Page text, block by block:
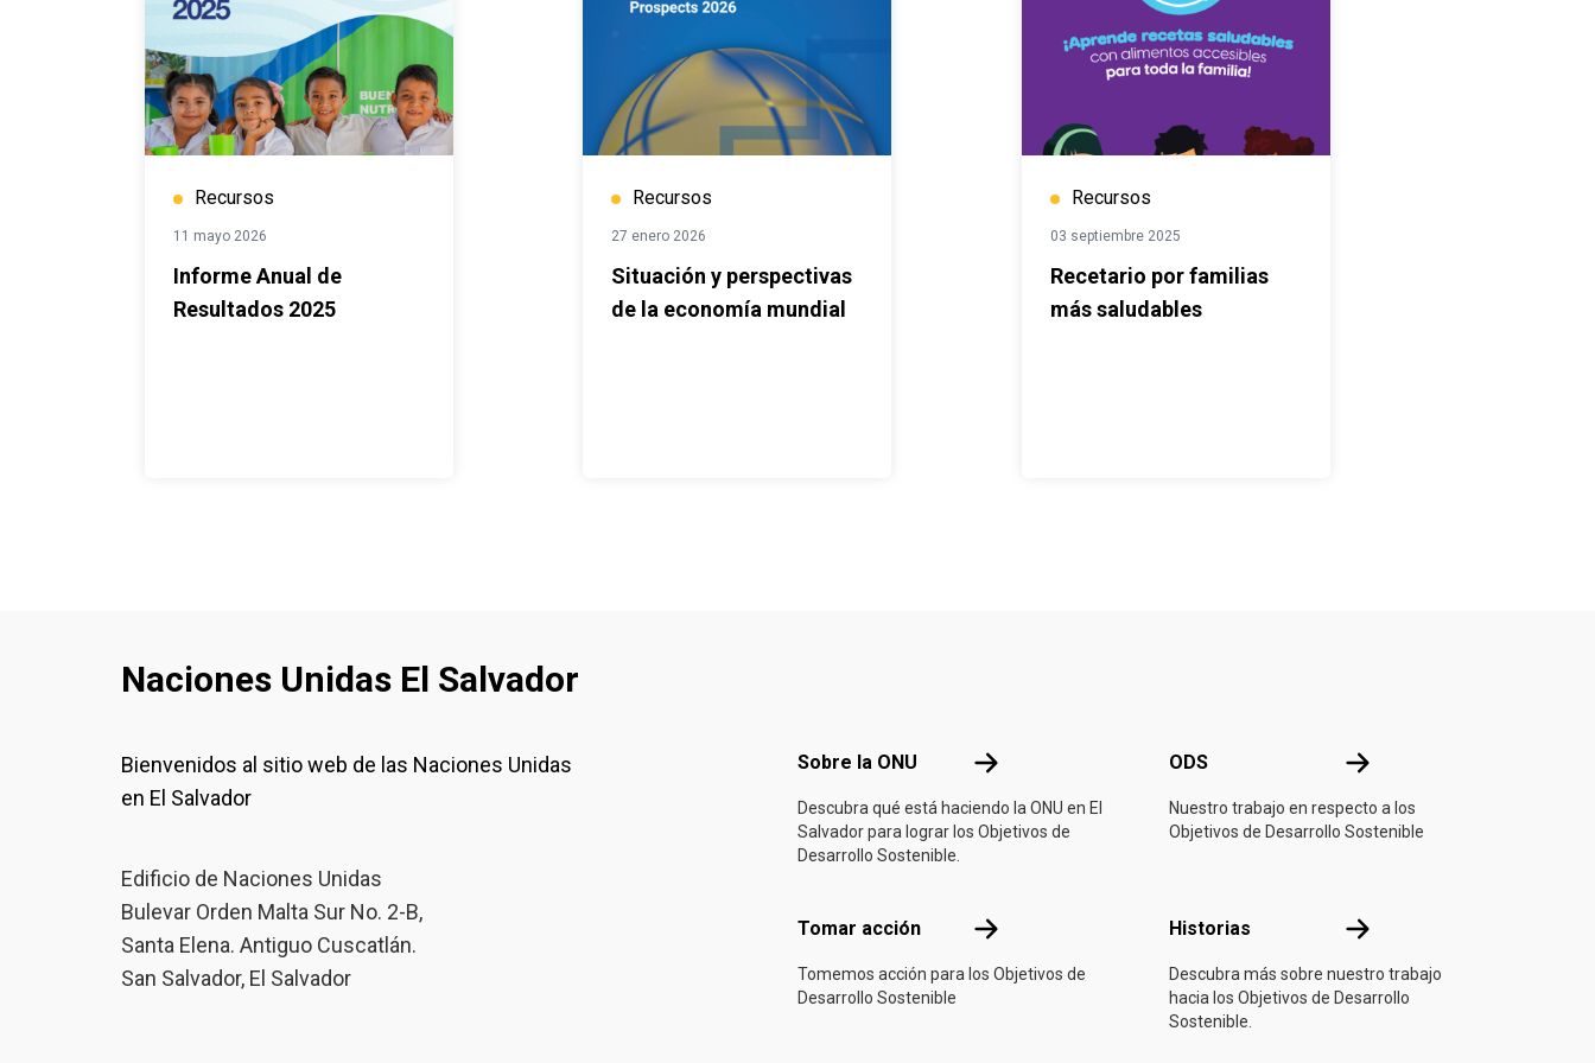
Recursos
11 mayo 2026
Informe Anual de
Resultados 2025
Recursos
27 enero 2026
Situación y perspectivas
de la economía mundial
Recursos
03 septiembre 2025
Recetario por familias
más saludables
Naciones Unidas El Salvador
Bienvenidos al sitio web de las Naciones Unidas
en El Salvador
Edificio de Naciones Unidas
Bulevar Orden Malta Sur No. 2-B,
Santa Elena. Antiguo Cuscatlán.
San Salvador, El Salvador
Sobre la ONU Sobre la ONU
Descubra qué está haciendo la ONU en El
Salvador para lograr los Objetivos de
Desarrollo Sostenible.
ODS ODS
Nuestro trabajo en respecto a los
Objetivos de Desarrollo Sostenible
Tomar acción Tomar acción
Tomemos acción para los Objetivos de
Desarrollo Sostenible
Historias Historias
Descubra más sobre nuestro trabajo
hacia los Objetivos de Desarrollo
Sostenible.